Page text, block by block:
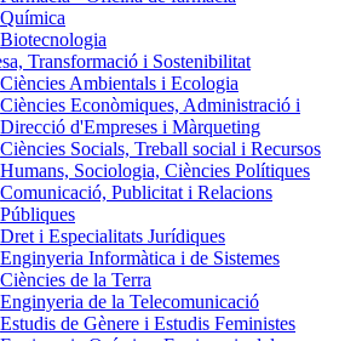
Química
Biotecnologia
Transformació i Sostenibilitat
Ciències Ambientals i Ecologia
Ciències Econòmiques, Administració i
Direcció d'Empreses i Màrqueting
Ciències Socials, Treball social i Recursos
Humans, Sociologia, Ciències Polítiques
Comunicació, Publicitat i Relacions
Públiques
Dret i Especialitats Jurídiques
Enginyeria Informàtica i de Sistemes
Ciències de la Terra
Enginyeria de la Telecomunicació
Estudis de Gènere i Estudis Feministes